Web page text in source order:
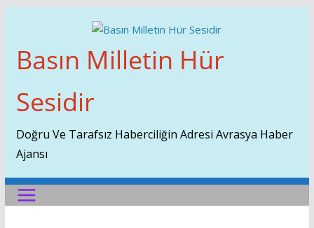
Content
Basın Milletin Hür
Sesidir
Doğru Ve Tarafsız Haberciliğin Adresi Avrasya Haber
Ajansı